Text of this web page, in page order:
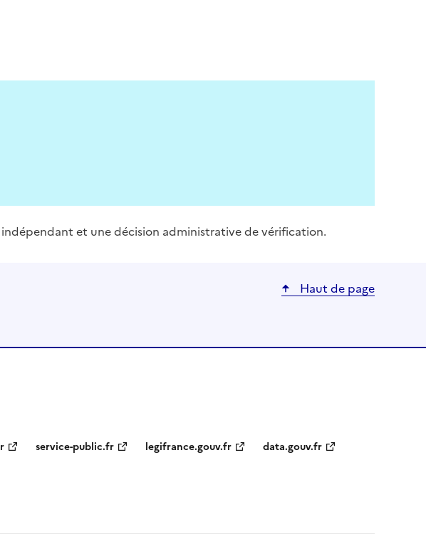
et une décision administrative de vérification.
Haut de page
service-public.fr legifrance.gouv.fr data.gouv.fr